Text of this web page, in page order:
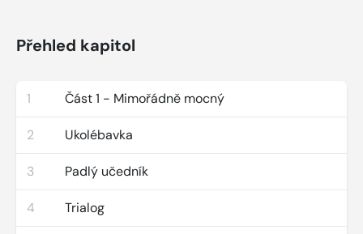
Přehled kapitol
1 Část 1 - Mimořádně mocný
2 Ukolébavka
3 Padlý učedník
4 Trialog